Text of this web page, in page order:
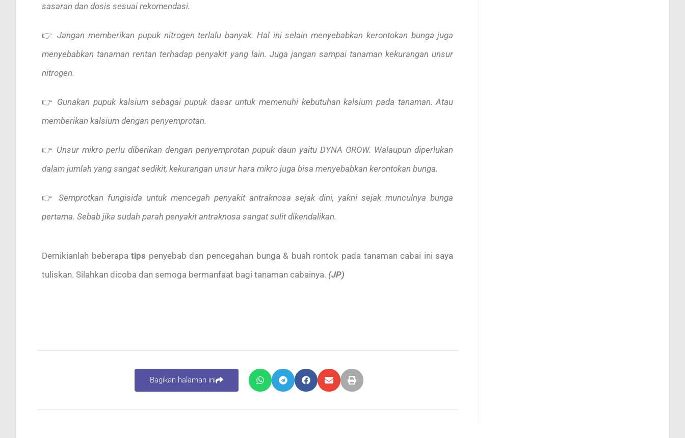
sasaran dan dosis sesuai rekomendasi.
👉Jangan memberikan pupuk nitrogen terlalu banyak. Hal ini selain menyebabkan kerontokan bunga juga
menyebabkan tanaman rentan terhadap penyakit yang lain. Juga jangan sampai tanaman kekurangan unsur
nitrogen.
👉 Gunakan pupuk kalsium sebagai pupuk dasar untuk memenuhi kebutuhan kalsium pada tanaman. Atau
memberikan kalsium dengan penyemprotan.
👉 Unsur mikro perlu diberikan dengan penyemprotan pupuk daun yaitu DYNA GROW. Walaupun diperlukan
dalam jumlah yang sangat sedikit, kekurangan unsur hara mikro juga bisa menyebabkan kerontokan bunga.
👉Semprotkan fungisida untuk mencegah penyakit antraknosa sejak dini, yakni sejak munculnya bunga
pertama. Sebab jika sudah parah penyakit antraknosa sangat sulit dikendalikan.
Demikianlah beberapatips penyebab dan pencegahan bunga & buah rontok pada tanaman cabai ini saya
tuliskan. Silahkan dicoba dan semoga bermanfaat bagi tanaman cabainya. (JP)
Bagikan halaman ini